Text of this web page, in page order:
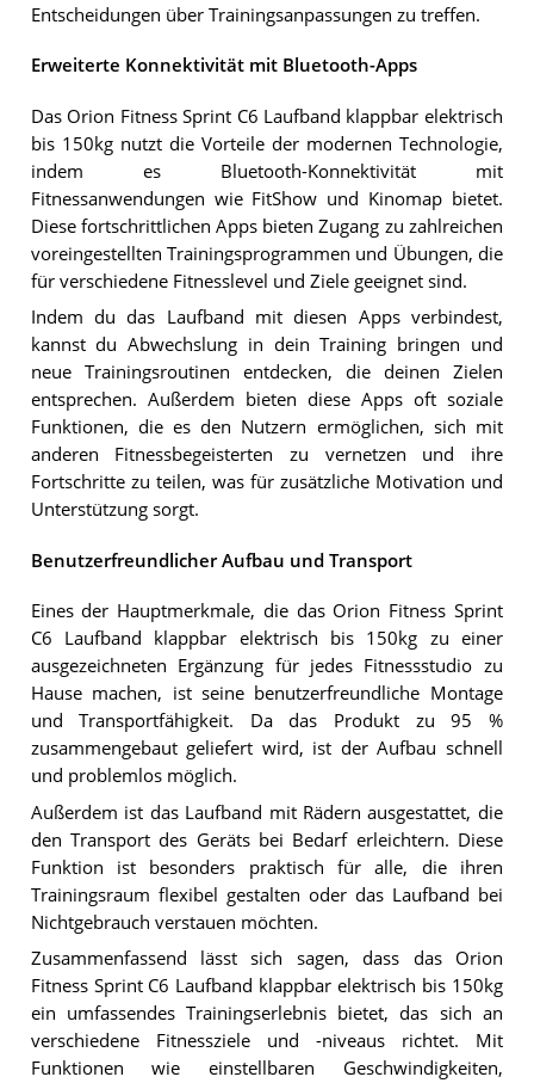
Entscheidungen über Trainingsanpassungen zu treffen.
Erweiterte Konnektivität mit Bluetooth-Apps
Das Orion Fitness Sprint C6 Laufband klappbar elektrisch
bis 150kg nutzt die Vorteile der modernen Technologie,
indem es Bluetooth-Konnektivität mit
Fitnessanwendungen wie FitShow und Kinomap bietet.
Diese fortschrittlichen Apps bieten Zugang zu zahlreichen
voreingestellten Trainingsprogrammen und Übungen, die
für verschiedene Fitnesslevel und Ziele geeignet sind.
Indem du das Laufband mit diesen Apps verbindest,
kannst du Abwechslung in dein Training bringen und
neue Trainingsroutinen entdecken, die deinen Zielen
entsprechen. Außerdem bieten diese Apps oft soziale
Funktionen, die es den Nutzern ermöglichen, sich mit
anderen Fitnessbegeisterten zu vernetzen und ihre
Fortschritte zu teilen, was für zusätzliche Motivation und
Unterstützung sorgt.
Benutzerfreundlicher Aufbau und Transport
Eines der Hauptmerkmale, die das Orion Fitness Sprint
C6 Laufband klappbar elektrisch bis 150kg zu einer
ausgezeichneten Ergänzung für jedes Fitnessstudio zu
Hause machen, ist seine benutzerfreundliche Montage
und Transportfähigkeit. Da das Produkt zu 95 %
zusammengebaut geliefert wird, ist der Aufbau schnell
und problemlos möglich.
Außerdem ist das Laufband mit Rädern ausgestattet, die
den Transport des Geräts bei Bedarf erleichtern. Diese
Funktion ist besonders praktisch für alle, die ihren
Trainingsraum flexibel gestalten oder das Laufband bei
Nichtgebrauch verstauen möchten.
Zusammenfassend lässt sich sagen, dass das Orion
Fitness Sprint C6 Laufband klappbar elektrisch bis 150kg
ein umfassendes Trainingserlebnis bietet, das sich an
verschiedene Fitnessziele und -niveaus richtet. Mit
Funktionen wie einstellbaren Geschwindigkeiten,